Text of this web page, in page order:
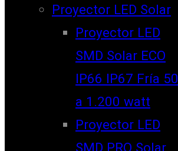
Proyector LED Solar
Proyector LED
SMD Solar ECO
IP66 IP67 Fría 50
a 1.200 watt
Proyector LED
SMD PRO Solar